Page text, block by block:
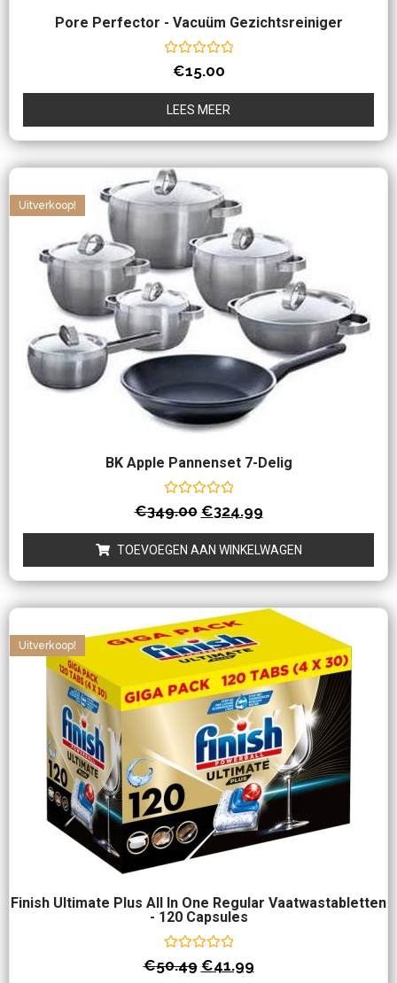
Pore Perfector - Vacuüm Gezichtsreiniger
Waardering
uit
5
€15.00
LEES MEER
BK Apple Pannenset 7-Delig
Waardering
0
uit
5
€349.00 €324.99
Uitverkoop!
TOEVOEGEN AAN WINKELWAGEN
Finish Ultimate Plus All In One Regular Vaatwastabletten
- 120 Capsules
Waardering
0
€50.49 €41.99
Uitverkoop!